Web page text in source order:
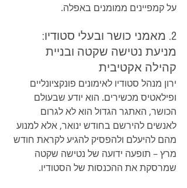
על קמפיינים ממומנים באפלה.
2. מאמני כושר ובעלי סטודיו:
מניעת נטישה שקטה ובניית
קהילה אקטיבית
ירון מנהל סטודיו לאימונים פונקציונליים
ופילאטיס מכשירים. הוא יודע שבעולם
הכושר, האתגר הגדול הוא לא לגרום
לאנשים להירשם בחודש ינואר, אלא למנוע
מהם להיעלם ולהפסיק להגיע לקראת חודש
מרץ – תופעה ידועה של נטישה שקטה
שמרסקת את ההכנסות של הסטודיו.